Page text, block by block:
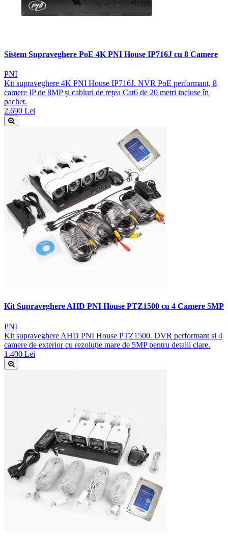
Sistem Supraveghere PoE 4K PNI House IP716J cu 8 Camere
PNI
Kit supraveghere 4K PNI House IP716J. NVR PoE performant, 8
camere IP de 8MP și cabluri de rețea Cat6 de 20 metri incluse în
pachet.
2.690 Lei
Kit Supraveghere AHD PNI House PTZ1500 cu 4 Camere 5MP
PNI
Kit supraveghere AHD PNI House PTZ1500. DVR performant și 4
camere de exterior cu rezoluție mare de 5MP pentru detalii clare.
1.400 Lei